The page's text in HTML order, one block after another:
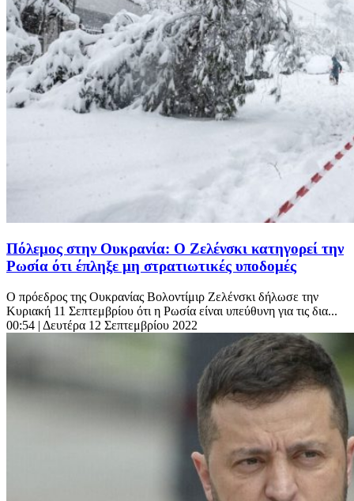
Πόλεμος στην Ουκρανία: Ο Ζελένσκι κατηγορεί την
Ρωσία ότι έπληξε μη στρατιωτικές υποδομές
Ο πρόεδρος της Ουκρανίας Βολοντίμιρ Ζελένσκι δήλωσε την
Κυριακή 11 Σεπτεμβρίου ότι η Ρωσία είναι υπεύθυνη για τις δια...
00:54 | Δευτέρα 12 Σεπτεμβρίου 2022